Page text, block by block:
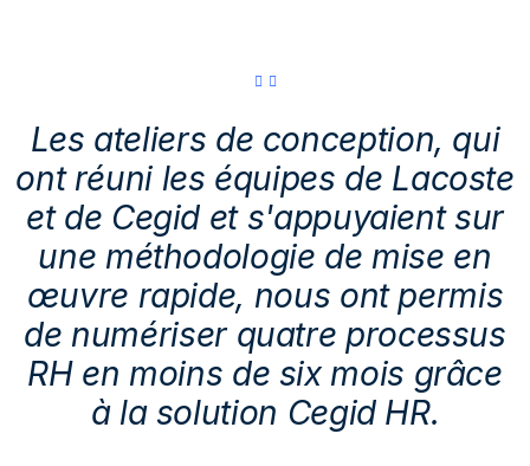
Les ateliers de conception, qui
ont réuni les équipes de Lacoste
et de Cegid et s'appuyaient sur
une méthodologie de mise en
œuvre rapide, nous ont permis
de numériser quatre processus
RH en moins de six mois grâce
à la solution Cegid HR.